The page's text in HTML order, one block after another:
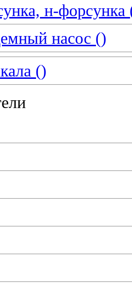
н-форсунка
насос ()
()